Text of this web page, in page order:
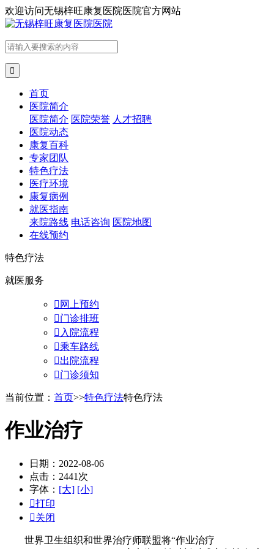
欢迎访问无锡梓旺康复医院医院官方网站

首页
医院简介
医院简介 医院荣誉 人才招聘
医院动态
康复百科
专家团队
特色疗法
医疗环境
康复病例
就医指南
来院路线 电话咨询 医院地图
在线预约
特色疗法
就医服务
 网上预约
门诊排班
 入院流程
乘车路线
出院流程
门诊须知
当前位置： 首页>>特色疗法特色疗法
作业治疗
日期：2022-08-06
点击：2441次
字体： [大] [小]
打印
关闭
世界卫生组织和世界治疗师联盟将“作业治疗